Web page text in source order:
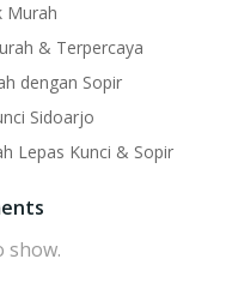
Murah
& Terpercaya
dengan Sopir
Sidoarjo
Lepas Kunci & Sopir
show.